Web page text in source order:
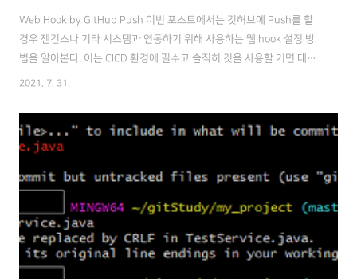
Web Hook by GitHub Push 이번 포스트에서는 깃허브에 Push를 할
경우 젠킨스나 기타 시스템과 연동하기 위해 사용하는 웹 hook 설정 방
법을 알아본다. 이는 CICD 환경에 필수고 솔직히 깃을 사용할 거면 대부
분은 사용하는 설정일 정도로 유용하다. 우선 어드민 계정으로 로그인한
인다. 설명 : " Webhooks allow external services to be notified
when certain events happen. When the specified events
happen, we’ll send a POST request to each of the URLs you
provide. " 'Ad..
2021. 7. 31.